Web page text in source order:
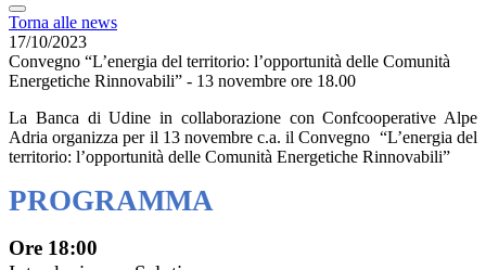
Torna alle news
17/10/2023
Convegno “L’energia del territorio: l’opportunità delle Comunità
Energetiche Rinnovabili” - 13 novembre ore 18.00
La Banca di Udine in collaborazione con Confcooperative Alpe
Adria organizza per il 13 novembre c.a. il Convegno “L’energia del
territorio: l’opportunità delle Comunità Energetiche Rinnovabili”
PROGRAMMA
Ore 18:00